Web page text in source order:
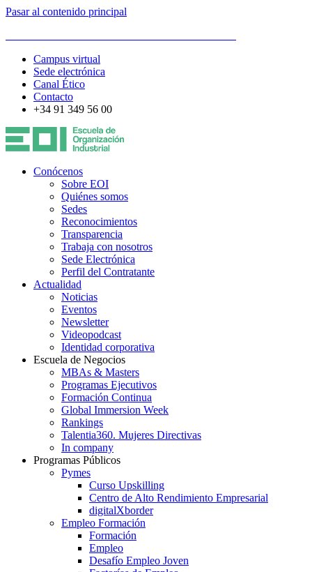
Pasar al contenido principal
Campus virtual
Sede electrónica
Canal Ético
Contacto
+34 91 349 56 00
Conócenos
Sobre EOI
Quiénes somos
Sedes
Reconocimientos
Transparencia
Trabaja con nosotros
Sede Electrónica
Perfil del Contratante
Actualidad
Noticias
Eventos
Newsletter
Videopodcast
Identidad corporativa
Escuela de Negocios
MBAs & Masters
Programas Ejecutivos
Formación Continua
Global Immersion Week
Rankings
Talentia360. Mujeres Directivas
In company
Programas Públicos
Pymes
Curso Upskilling
Centro de Alto Rendimiento Empresarial
digitalXborder
Empleo Formación
Formación
Empleo
Desafío Empleo Joven